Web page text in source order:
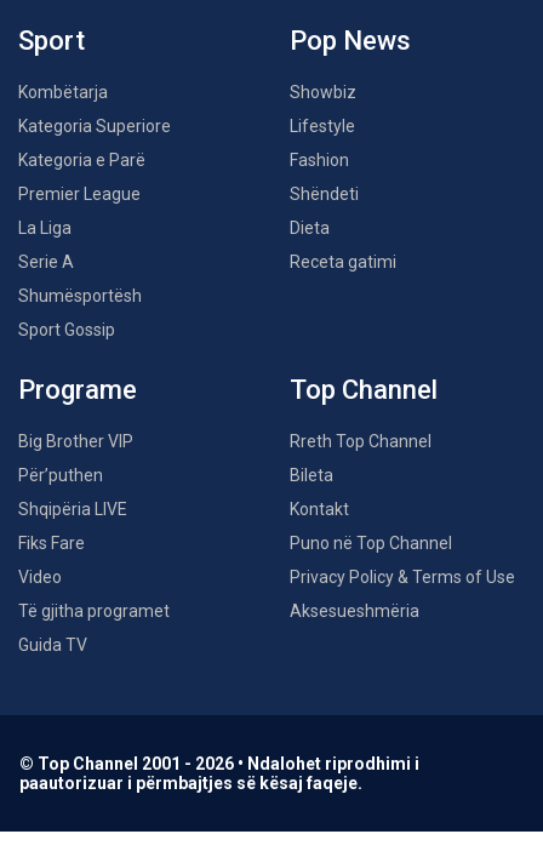
Sport
Kombëtarja
Kategoria Superiore
Kategoria e Parë
Premier League
La Liga
Serie A
Shumësportësh
Sport Gossip
Pop News
Showbiz
Lifestyle
Fashion
Shëndeti
Dieta
Receta gatimi
Programe
Big Brother VIP
Për’puthen
Shqipëria LIVE
Fiks Fare
Video
Të gjitha programet
Guida TV
Top Channel
Rreth Top Channel
Bileta
Kontakt
Puno në Top Channel
Privacy Policy & Terms of Use
Aksesueshmëria
© Top Channel 2001 - 2026 • Ndalohet riprodhimi i
paautorizuar i përmbajtjes së kësaj faqeje.